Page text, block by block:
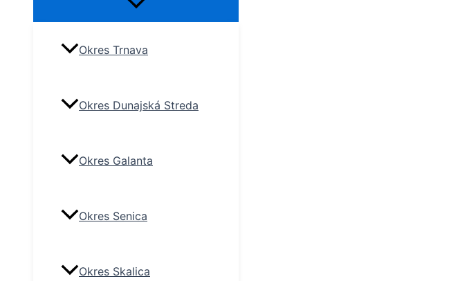
Okres Trnava
Okres Dunajská Streda
Okres Galanta
Okres Senica
Okres Skalica